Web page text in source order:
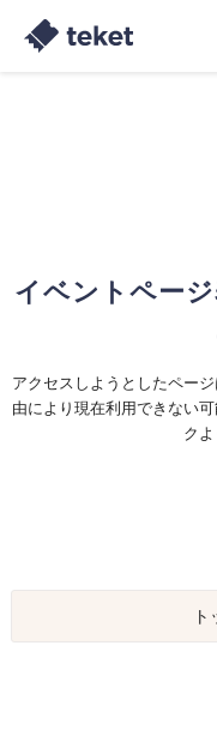
イベントペー
アクセスしようとしたペー
由により現在利用できない
ク